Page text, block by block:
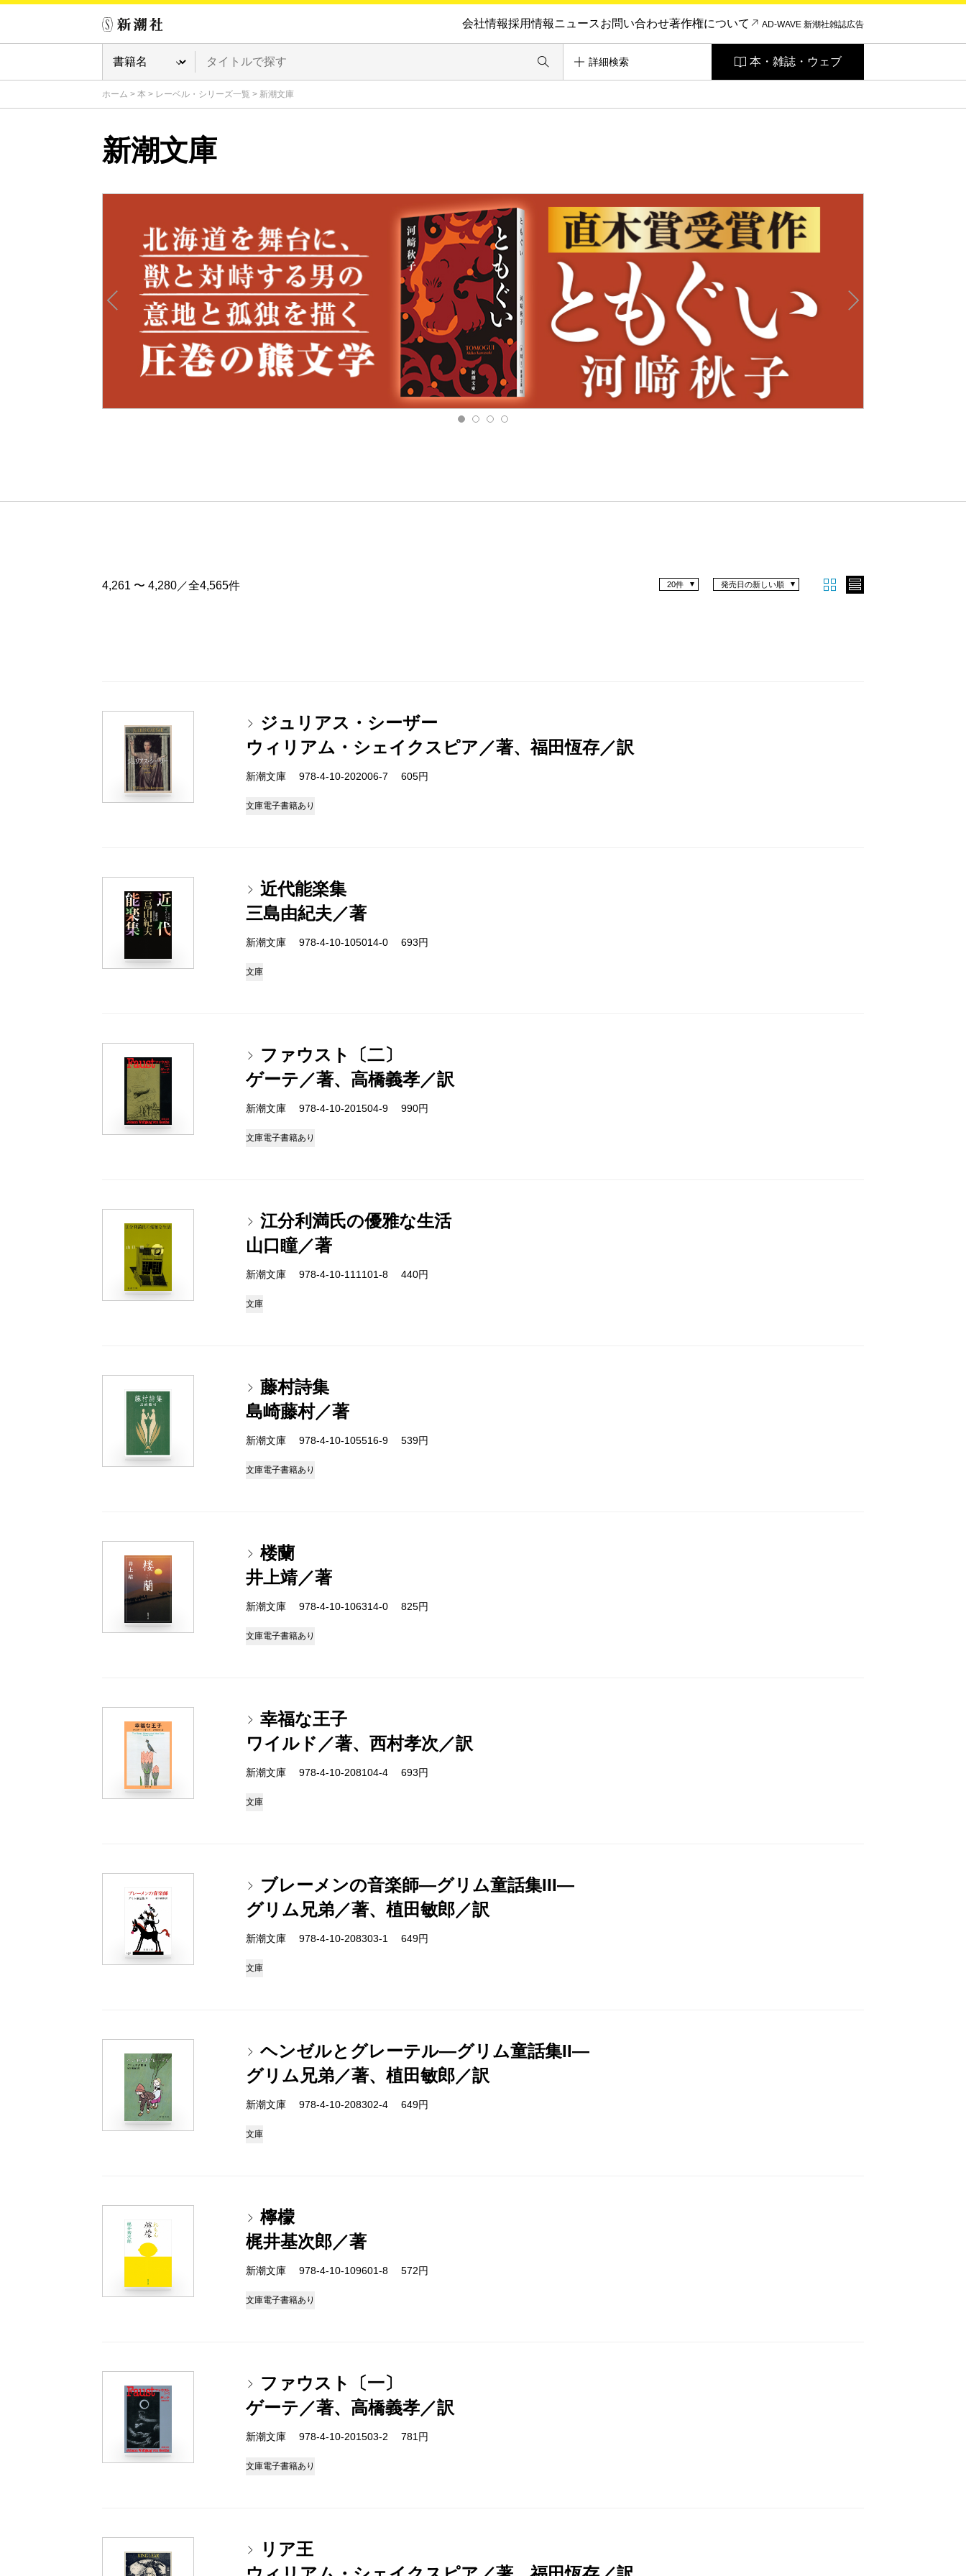
会社情報採用情報ニュースお問い合わせ著作権について AD-WAVE 新潮社雑誌広告
詳細検索 本・雑誌・ウェブ
ホーム > 本 > レーベル・シリーズ一覧 > 新潮文庫
新潮文庫
4,261 〜 4,280／全4,565件 発売日の新しい順
20件
ジュリアス・シーザー
ウィリアム・シェイクスピア／著、福田恆存／訳
新潮文庫 978-4-10-202006-7 605円
文庫電子書籍あり
近代能楽集
三島由紀夫／著
新潮文庫 978-4-10-105014-0 693円
文庫
ファウスト〔二〕
ゲーテ／著、高橋義孝／訳
新潮文庫 978-4-10-201504-9 990円
文庫電子書籍あり
江分利満氏の優雅な生活
山口瞳／著
新潮文庫 978-4-10-111101-8 440円
文庫
藤村詩集
島崎藤村／著
新潮文庫 978-4-10-105516-9 539円
文庫電子書籍あり
楼蘭
井上靖／著
新潮文庫 978-4-10-106314-0 825円
文庫電子書籍あり
幸福な王子
ワイルド／著、西村孝次／訳
新潮文庫 978-4-10-208104-4 693円
文庫
ブレーメンの音楽師―グリム童話集III―
グリム兄弟／著、植田敏郎／訳
新潮文庫 978-4-10-208303-1 649円
文庫
ヘンゼルとグレーテル―グリム童話集II―
グリム兄弟／著、植田敏郎／訳
新潮文庫 978-4-10-208302-4 649円
文庫
檸檬
梶井基次郎／著
新潮文庫 978-4-10-109601-8 572円
文庫電子書籍あり
ファウスト〔一〕
ゲーテ／著、高橋義孝／訳
新潮文庫 978-4-10-201503-2 781円
文庫電子書籍あり
リア王